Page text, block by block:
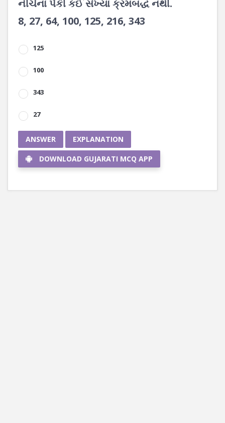
નીચેના પૈકી કઈ સંખ્યા ક્રમબદ્ધ નથી.
8, 27, 64, 100, 125, 216, 343
125
100
343
27
ANSWER EXPLANATION
DOWNLOAD GUJARATI MCQ APP